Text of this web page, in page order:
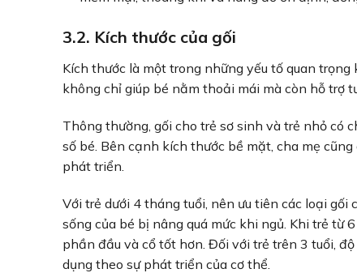
3.2. Kích thước của gối
Kích thước là một trong những yếu tố quan
không chỉ giúp bé nằm thoải mái mà còn hỗ trợ
Thông thường, gối cho trẻ sơ sinh và trẻ nhỏ có
số bé. Bên cạnh kích thước bề mặt, cha mẹ
phát triển.
Với trẻ dưới 4 tháng tuổi, nên ưu tiên các loại
sống của bé bị nâng quá mức khi ngủ. Khi trẻ từ
phần đầu và cổ tốt hơn. Đối với trẻ trên 3 tuổi,
dụng theo sự phát triển của cơ thể.